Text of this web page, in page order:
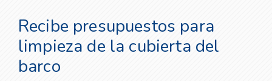
Recibe presupuestos para
limpieza de la cubierta del
barco